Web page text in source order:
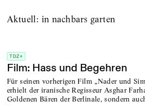
Aktuell: in nachbars garten
TDZ+
Film: Hass und Begehren
Für seinen vorherigen Film „Nader und
erhielt der iranische Regisseur Asghar
Goldenen Bären der Berlinale, sondern